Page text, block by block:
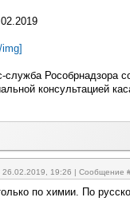
служба Рособрнадзора
консультацией
26.02.2019, 19:26 | Сообщение
по химии. По